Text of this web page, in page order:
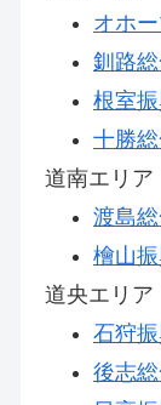
オホ
釧路
根室
十勝
道南エリア
渡島
檜山
道央エリア
石狩
後志